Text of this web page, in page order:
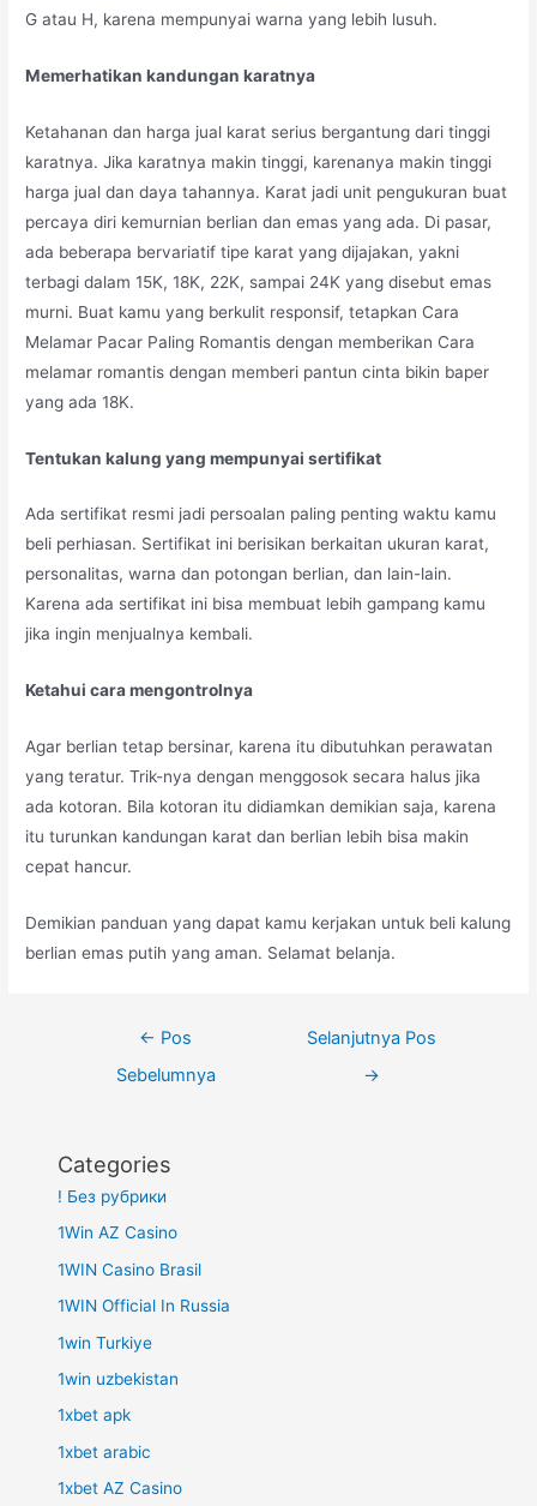
G atau H, karena mempunyai warna yang lebih lusuh.
Memerhatikan kandungan karatnya
Ketahanan dan harga jual karat serius bergantung dari tinggi
karatnya. Jika karatnya makin tinggi, karenanya makin tinggi
harga jual dan daya tahannya. Karat jadi unit pengukuran buat
percaya diri kemurnian berlian dan emas yang ada. Di pasar,
ada beberapa bervariatif tipe karat yang dijajakan, yakni
terbagi dalam 15K, 18K, 22K, sampai 24K yang disebut emas
murni. Buat kamu yang berkulit responsif, tetapkan Cara
Melamar Pacar Paling Romantis dengan memberikan Cara
melamar romantis dengan memberi pantun cinta bikin baper
yang ada 18K.
Tentukan kalung yang mempunyai sertifikat
Ada sertifikat resmi jadi persoalan paling penting waktu kamu
beli perhiasan. Sertifikat ini berisikan berkaitan ukuran karat,
personalitas, warna dan potongan berlian, dan lain-lain.
Karena ada sertifikat ini bisa membuat lebih gampang kamu
jika ingin menjualnya kembali.
Ketahui cara mengontrolnya
Agar berlian tetap bersinar, karena itu dibutuhkan perawatan
yang teratur. Trik-nya dengan menggosok secara halus jika
ada kotoran. Bila kotoran itu didiamkan demikian saja, karena
itu turunkan kandungan karat dan berlian lebih bisa makin
cepat hancur.
Demikian panduan yang dapat kamu kerjakan untuk beli kalung
berlian emas putih yang aman. Selamat belanja.
← Pos
Sebelumnya
Selanjutnya Pos
→
Categories
! Без рубрики
1Win AZ Casino
1WIN Casino Brasil
1WIN Official In Russia
1win Turkiye
1win uzbekistan
1xbet apk
1xbet arabic
1xbet AZ Casino